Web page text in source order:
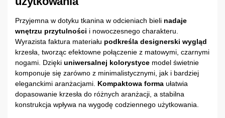
Przyjemna w dotyku tkanina w odcieniach bieli nadaje
wnętrzu przytulności i nowoczesnego charakteru.
Wyrazista faktura materiału podkreśla designerski wygląd
krzesła, tworząc efektowne połączenie z matowymi, czarnymi
nogami. Dzięki uniwersalnej kolorystyce model świetnie
komponuje się zarówno z minimalistycznymi, jak i bardziej
eleganckimi aranżacjami. Kompaktowa forma ułatwia
dopasowanie krzesła do różnych aranżacji, a stabilna
konstrukcja wpływa na wygodę codziennego użytkowania.